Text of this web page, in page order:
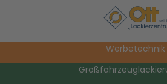
Werbetechnik